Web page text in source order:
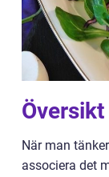
När man
associera det